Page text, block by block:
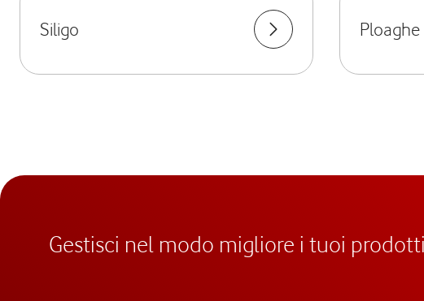
Siligo Ploaghe
Gestisci nel modo migliore i tuoi